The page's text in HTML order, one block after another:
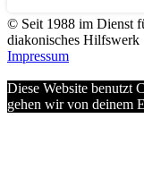
© Seit 1988 im Dienst
diakonisches Hilfswerk
Impressum
Diese Website benutzt
gehen wir von deinem